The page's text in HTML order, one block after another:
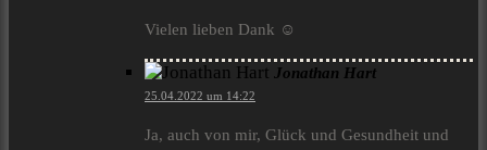
Vielen lieben Dank ☺️
Jonathan Hart
25.04.2022 um 14:22
Ja, auch von mir, Glück und Gesundheit und